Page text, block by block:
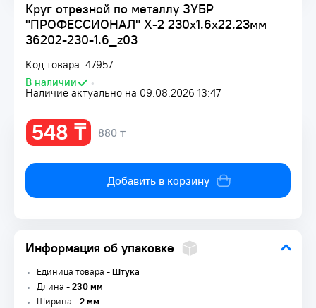
Круг отрезной по металлу ЗУБР
"ПРОФЕССИОНАЛ" X-2 230х1.6х22.23мм
36202-230-1.6_z03
Код товара: 47957
В наличии
•
Наличие актуально на 09.08.2026 13:47
548 ₸ 880 ₸
Добавить в корзину
Информация об упаковке
Единица товара -Штука
Длина -230 мм
Ширина -2 мм